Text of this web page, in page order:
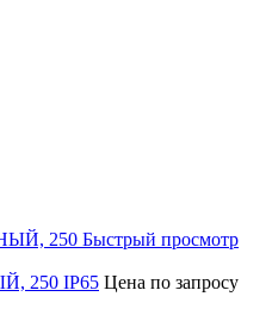
Быстрый просмотр
250 IP65 Цена по запросу